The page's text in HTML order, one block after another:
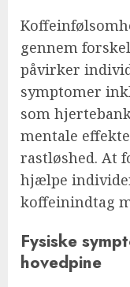
gennem
påvirker
symptomer
som
mentale
rastløshed. At
hjælpe
koffeinindtag
Fysiske
hovedpine